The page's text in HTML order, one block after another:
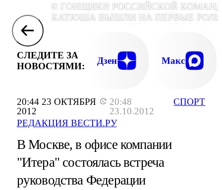
20:44 23 ОКТЯБРЯ
2012
20:48
23.10.2012
РЕДАКЦИЯ ВЕСТИ.РУ
СПОРТ
© ГОНЩИКИ РОССИЙСКОЙ
КАТЮША ВЫШЛИ НА ПЕРВЫЕ
СЛЕДИТЕ ЗА
НОВОСТЯМИ:
Дзен Макс
В Москве, в офисе компании
"Итера" состоялась встреча
руководства Федерации